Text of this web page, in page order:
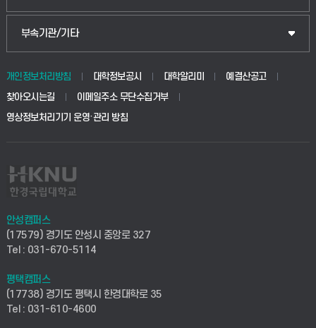
생명공학부
사회안전시스템공학부
컴퓨터응용수학부
ICT로봇기계공학부
전자전기공학부
공공정책대학원
교육대학원
웹메일
학사시스템(전문학사 및 전공심화)
사이버캠퍼스(전문학사 및 전공심화)
시설바로처리서비스
연구실안전관리시스템
산학연구관리시스템
부속기관/기타
중앙도서관
학생생활관(안성)
산학협력단
취업지원센터
창업지원센터
현장실습지원센터
개인정보처리방침 대학정보공시 대학알리미
예결산공고
찾아오시는길
이메일주소 무단수집거부
영상정보처리기기 운영·관리 방침
안성캠퍼스
(17579) 경기도 안성시 중앙로 327
Tel : 031-670-5114
평택캠퍼스
(17738) 경기도 평택시 한경대학로 35
Tel : 031-610-4600